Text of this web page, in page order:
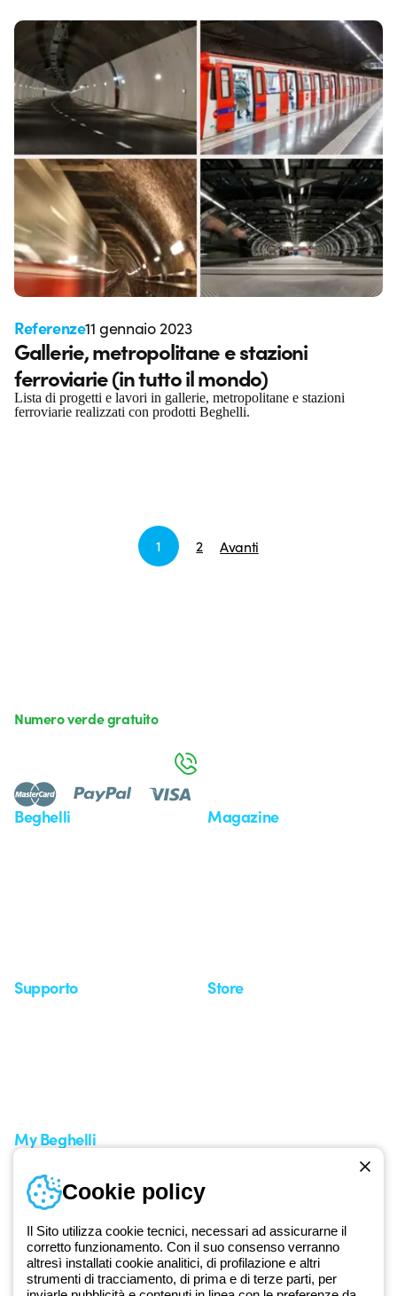
Referenze11 gennaio 2023
Gallerie, metropolitane e stazioni
ferroviarie (in tutto il mondo)
Lista di progetti e lavori in gallerie, metropolitane e stazioni
ferroviarie realizzati con prodotti Beghelli.
1 2 Avanti
Dal 2025 Beghelli è parte del Gruppo GEWISS, all’interno
Beghelli Magazine
Supporto Store
My Beghelli
Accedi o registrati
Formazione
Documentazione e software
Iscriviti alla newsletter
Numero verde gratuito
Cookie policy
Il Sito utilizza cookie tecnici, necessari ad assicurarne il
corretto funzionamento. Con il suo consenso verranno
altresì installati cookie analitici, di profilazione e altri
strumenti di tracciamento, di prima e di terze parti, per